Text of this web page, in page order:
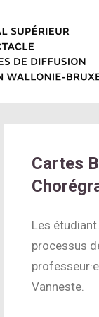
Cartes
Les
processus
Vanneste.